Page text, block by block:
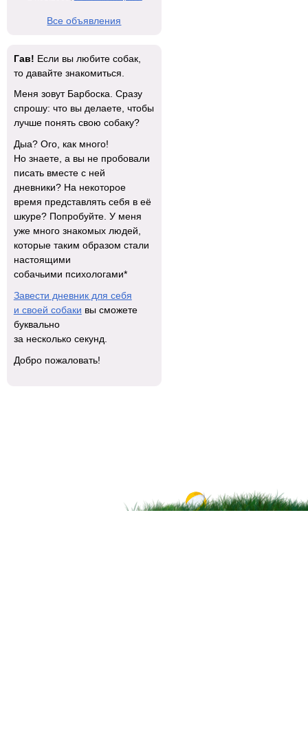
Все объявления
Гав! Если вы любите собак,
то давайте знакомиться.
Меня зовут Барбоска. Сразу
спрошу: что вы делаете, чтобы
лучше понять свою собаку?
Дыа? Ого, как много!
Но знаете, а вы не пробовали
писать вместе с ней
дневники? На некоторое
время представлять себя в её
шкуре? Попробуйте. У меня
уже много знакомых людей,
которые таким образом стали
настоящими
собачьими психологами*
Завести дневник для себя
и своей собаки вы сможете
буквально
за несколько секунд.
Добро пожаловать!